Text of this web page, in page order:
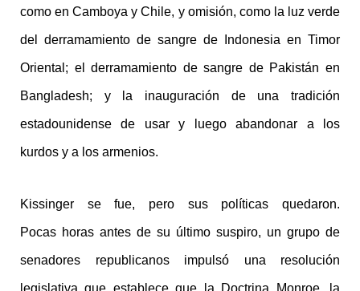
como en Camboya y Chile, y omisión, como la luz verde
del derramamiento de sangre de Indonesia en Timor
Oriental; el derramamiento de sangre de Pakistán en
Bangladesh; y la inauguración de una tradición
estadounidense de usar y luego abandonar a los
kurdos y a los armenios.
Kissinger se fue, pero sus políticas quedaron.
Pocas horas antes de su último suspiro, un grupo de
senadores republicanos impulsó una resolución
legislativa que establece que la Doctrina Monroe, la